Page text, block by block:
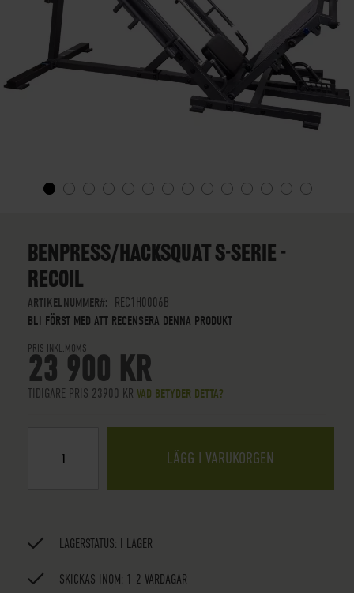
BEGINNING
IMAGES
GALLERY
BENPRESS/HACKSQUAT S-SERIE -
RECOIL
ARTIKELNUMMER
REC1H0006B
BLI FÖRST MED ATT RECENSERA DENNA PRODUKT
PRIS INKL.MOMS
23 900 KR
TIDIGARE PRIS 23900 KR VAD BETYDER DETTA?
LÄGG I VARUKORGEN
LAGERSTATUS: I LAGER
SKICKAS INOM: 1-2 VARDAGAR